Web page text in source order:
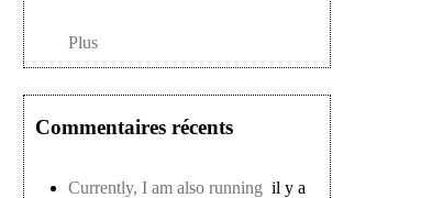
Plus
Commentaires récents
Currently, I am also running il y a